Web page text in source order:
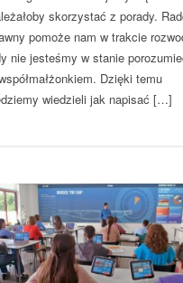
skorzystać z porady.
pomoże nam w trakcie
nie jesteśmy w stanie
Dzięki temu
wiedzieli jak napisać […]